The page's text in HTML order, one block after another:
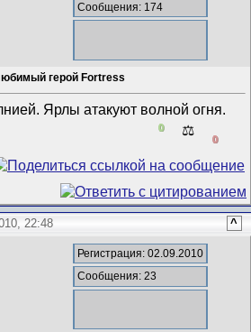
Сообщения: 174
герой Fortress
Ярлы атакуют волной огня.
0 ⚖️
0
22:48 ^
Регистрация: 02.09.2010
Сообщения: 23